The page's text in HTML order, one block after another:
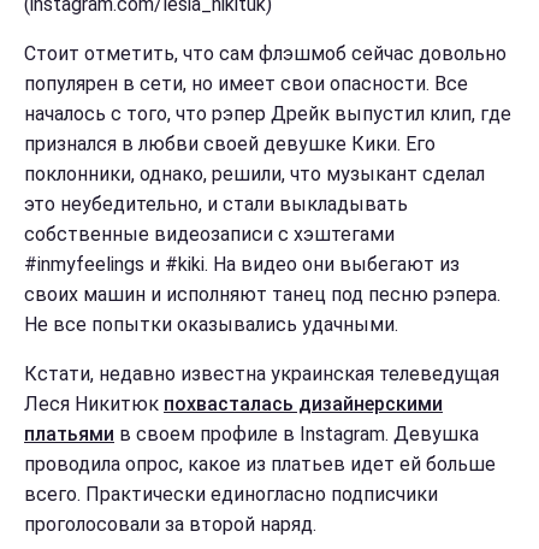
(instagram.com/lesia_nikituk)
Стоит отметить, что сам флэшмоб сейчас довольно
популярен в сети, но имеет свои опасности. Все
началось с того, что рэпер Дрейк выпустил клип, где
признался в любви своей девушке Кики. Его
поклонники, однако, решили, что музыкант сделал
это неубедительно, и стали выкладывать
собственные видеозаписи с хэштегами
#inmyfeelings и #kiki. На видео они выбегают из
своих машин и исполняют танец под песню рэпера.
Не все попытки оказывались удачными.
Кстати, недавно известна украинская телеведущая
Леся Никитюк похвасталась дизайнерскими
платьями в своем профиле в Instagram. Девушка
проводила опрос, какое из платьев идет ей больше
всего. Практически единогласно подписчики
проголосовали за второй наряд.